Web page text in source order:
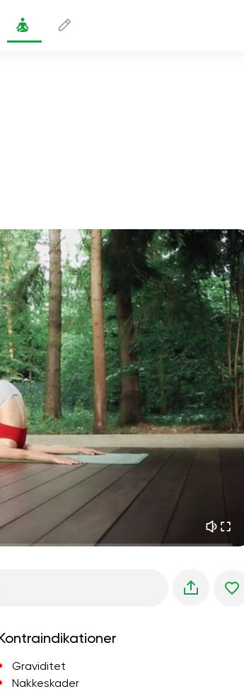
Instruktørens stemme
sjælens flugt 01:44
indre fred 01:27
morgendrømme 01:34
skovens kølighed 05:00
sommerregn 02:00
bjergstilhed 02:00
havbrise
vindens stemme
forårsskov
Graviditet
Nakkeskader